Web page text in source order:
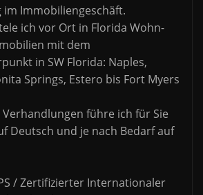
Immobiliengeschäft.
ich vor Ort in Florida Wohn-
mit dem
in SW Florida: Naples,
Springs, Estero bis Fort Myers
führe ich für Sie
Deutsch und je nach Bedarf auf
/ Zertifizierter Internationaler